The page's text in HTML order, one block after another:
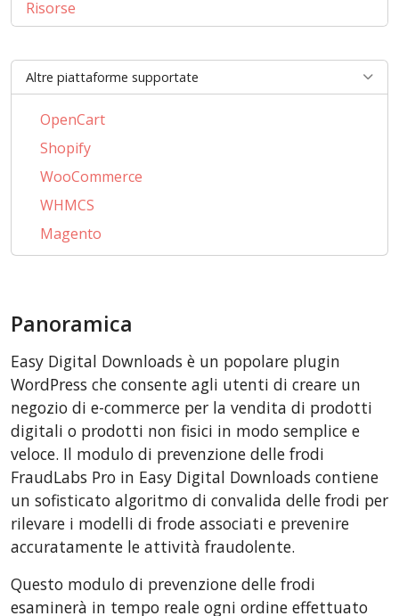
Risorse
Altre piattaforme supportate
OpenCart
Shopify
WooCommerce
WHMCS
Magento
PrestaShop
AbanteCart
LiteCart
ZenCart
PinnacleCart
FoxyCart
nopCommerce
Ecwid by Lightspeed
WISECP
ThirtyBees
Shopware
Panoramica
Easy Digital Downloads è un popolare plugin
WordPress che consente agli utenti di creare un
negozio di e-commerce per la vendita di prodotti
digitali o prodotti non fisici in modo semplice e
veloce. Il modulo di prevenzione delle frodi
FraudLabs Pro in Easy Digital Downloads contiene
un sofisticato algoritmo di convalida delle frodi per
rilevare i modelli di frode associati e prevenire
accuratamente le attività fraudolente.
Questo modulo di prevenzione delle frodi
esaminerà in tempo reale ogni ordine effettuato